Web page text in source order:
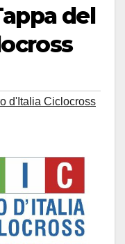
del
d'Italia Ciclocross